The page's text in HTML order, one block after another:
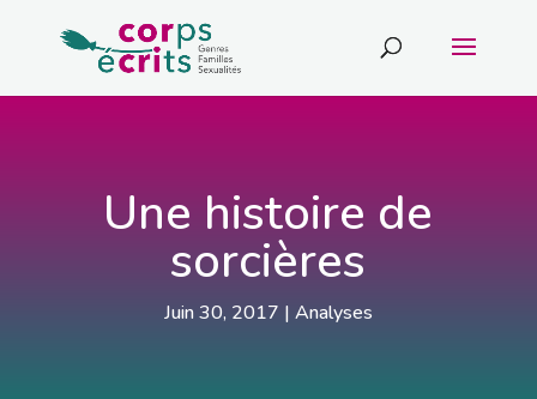
Une histoire de
sorcières
Juin 30, 2017 | Analyses